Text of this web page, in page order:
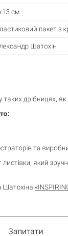
см
пакет з
Шатохін
дрібницях, як
та
який
Шатохіна
Запитати